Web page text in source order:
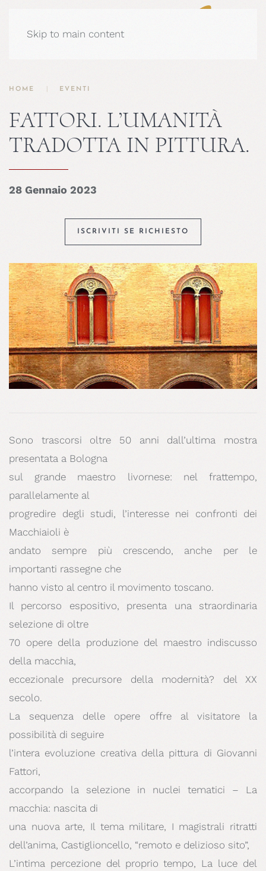
Skip to main content
HOME EVENTI
FATTORI. L’UMANITÀ
TRADOTTA IN PITTURA.
28 Gennaio 2023
ISCRIVITI SE RICHIESTO
Sono trascorsi oltre 50 anni dall’ultima mostra
presentata a Bologna
sul grande maestro livornese: nel frattempo,
parallelamente al
progredire degli studi, l’interesse nei confronti dei
Macchiaioli è
andato sempre più crescendo, anche per le
importanti rassegne che
hanno visto al centro il movimento toscano.
Il percorso espositivo, presenta una straordinaria
selezione di oltre
70 opere della produzione del maestro indiscusso
della macchia,
eccezionale precursore della modernità? del XX
secolo.
La sequenza delle opere offre al visitatore la
possibilità di seguire
l’intera evoluzione creativa della pittura di Giovanni
Fattori,
accorpando la selezione in nuclei tematici – La
macchia: nascita di
una nuova arte, Il tema militare, I magistrali ritratti
dell’anima, Castiglioncello, “remoto e delizioso sito”,
L’intima percezione del proprio tempo, La luce del